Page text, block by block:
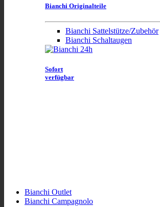
Bianchi Originalteile
Bianchi Sattelstütze/Zubehör
Bianchi Schaltaugen
Sofort
verfügbar
Bianchi Outlet
Bianchi Campagnolo